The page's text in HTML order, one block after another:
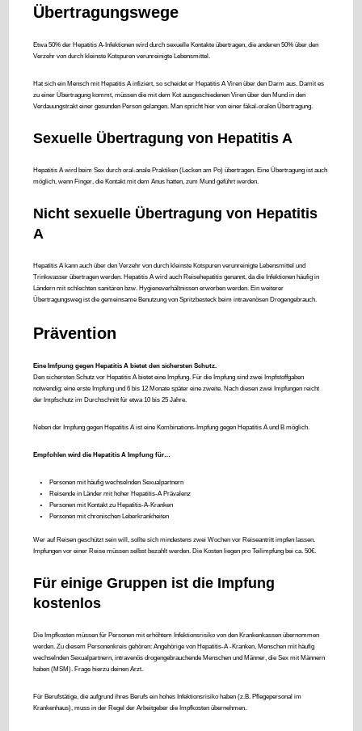
Übertragungswege
Etwa 50% der Hepatitis A-Infektionen wird durch sexuelle Kontakte übertragen, die anderen 50% über den
Verzehr von durch kleinste Kotspuren verunreinigte Lebensmittel.
Hat sich ein Mensch mit Hepatitis A infiziert, so scheidet er Hepatitis A Viren über den Darm aus. Damit es
zu einer Übertragung kommt, müssen die mit dem Kot ausgeschiedenen Viren über den Mund in den
Verdauungstrakt einer gesunden Person gelangen. Man spricht hier von einer fäkal-oralen Übertragung.
Sexuelle Übertragung von Hepatitis A
Hepatitis A wird beim Sex durch oral-anale Praktiken (Lecken am Po) übertragen. Eine Übertragung ist auch
möglich, wenn Finger, die Kontakt mit dem Anus hatten, zum Mund geführt werden.
Nicht sexuelle Übertragung von Hepatitis
A
Hepatitis A kann auch über den Verzehr von durch kleinste Kotspuren verunreinigte Lebensmittel und
Trinkwasser übertragen werden. Hepatitis A wird auch Reisehepatitis genannt, da die Infektionen häufig in
Ländern mit schlechten sanitären bzw. Hygieneverhältnissen erworben werden. Ein weiterer
Übertragungsweg ist die gemeinsame Benutzung von Spritzbesteck beim intravenösen Drogengebrauch.
Prävention
Eine Imfpung gegen Hepatitis A bietet den sichersten Schutz.
Den sichersten Schutz vor Hepatitis A bietet eine Impfung. Für die Impfung sind zwei Impfstoffgaben
notwendig: eine erste Impfung und 6 bis 12 Monate später eine zweite. Nach diesen zwei Impfungen reicht
der Impfschutz im Durchschnitt für etwa 10 bis 25 Jahre.
Neben der Impfung gegen Hepatitis A ist eine Kombinations-Impfung gegen Hepatitis A und B möglich.
Empfohlen wird die Hepatitis A Impfung für…
Personen mit häufig wechselnden Sexualpartnern
Reisende in Länder mit hoher Hepatitis-A Prävalenz
Personen mit Kontakt zu Hepatitis-A-Kranken
Personen mit chronischen Leberkrankheiten
Wer auf Reisen geschützt sein will, sollte sich mindestens zwei Wochen vor Reiseantritt impfen lassen.
Impfungen vor einer Reise müssen selbst bezahlt werden. Die Kosten liegen pro Teilimpfung bei ca. 50€.
Für einige Gruppen ist die Impfung
kostenlos
Die Impfkosten müssen für Personen mit erhöhtem Infektionsrisiko von den Krankenkassen übernommen
werden. Zu diesem Personenkreis gehören: Angehörige von Hepatitis-A -Kranken, Menschen mit häufig
wechselnden Sexualpartnern, intravenös drogengebrauchende Menschen und Männer, die Sex mit Männern
haben (MSM). Frage hierzu deinen Arzt.
Für Berufstätige, die aufgrund ihres Berufs ein hohes Infektionsrisiko haben (z.B. Pflegepersonal im
Krankenhaus), muss in der Regel der Arbeitgeber die Impfkosten übernehmen.